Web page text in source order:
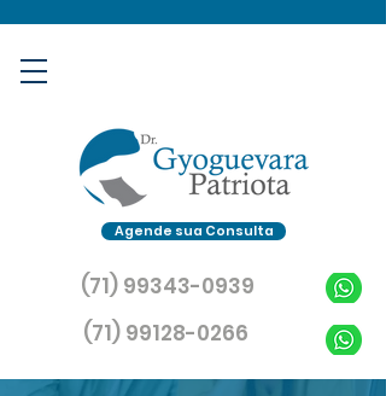
Agende sua Consulta
(71) 99343-0939
(71) 99128-0266